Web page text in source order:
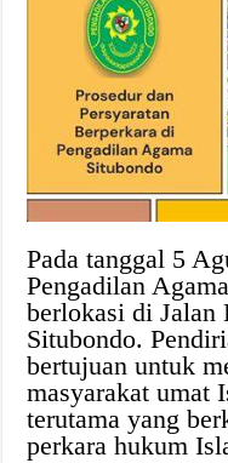
Pada tanggal 5
Pengadilan
berlokasi di
Situbondo.
bertujuan untuk
masyarakat umat
terutama yang
perkara hukum